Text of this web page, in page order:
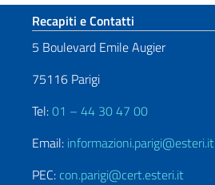
Sezione footer
Recapiti e Contatti
5 Boulevard Emile Augier
75116 Parigi
Tel:01 – 44 30 47 00
Email: informazioni.parigi@esteri.it
PEC: con.parigi@cert.esteri.it